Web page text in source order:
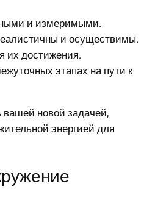
и измеримыми.
и осуществимы.
их достижения.
этапах на пути к
новой задачей,
энергией для